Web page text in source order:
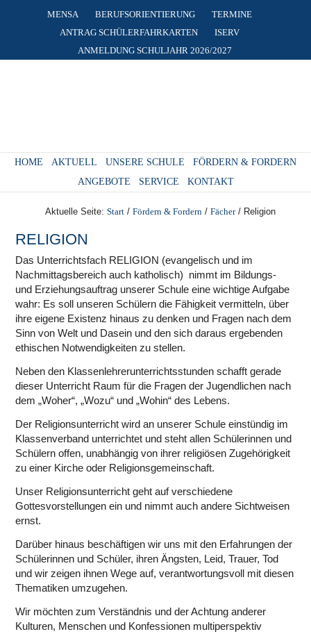
MENSA BERUFSORIENTIERUNG
TERMINE
ANTRAG SCHÜLERFAHRKARTEN
ISERV
ANMELDUNG SCHULJAHR 2026/2027
HOME AKTUELL UNSERE SCHULE
FÖRDERN & FORDERN
ANGEBOTE
SERVICE KONTAKT
Aktuelle Seite:Start / Fördern & Fordern / Fächer / Religion
RELIGION
Das Unterrichtsfach RELIGION (evangelisch und im
Nachmittagsbereich auch katholisch) nimmt im Bildungs-
und Erziehungsauftrag unserer Schule eine wichtige Aufgabe
wahr: Es soll unseren Schülern die Fähigkeit vermitteln, über
ihre eigene Existenz hinaus zu denken und Fragen nach dem
Sinn von Welt und Dasein und den sich daraus ergebenden
ethischen Notwendigkeiten zu stellen.
Neben den Klassenlehrerunterrichtsstunden schafft gerade
dieser Unterricht Raum für die Fragen der Jugendlichen nach
dem „Woher“, „Wozu“ und „Wohin“ des Lebens.
Der Religionsunterricht wird an unserer Schule einstündig im
Klassenverband unterrichtet und steht allen Schülerinnen und
Schülern offen, unabhängig von ihrer religiösen Zugehörigkeit
zu einer Kirche oder Religionsgemeinschaft.
Unser Religionsunterricht geht auf verschiedene
Gottesvorstellungen ein und nimmt auch andere Sichtweisen
ernst.
Darüber hinaus beschäftigen wir uns mit den Erfahrungen der
Schülerinnen und Schüler, ihren Ängsten, Leid, Trauer, Tod
und wir zeigen ihnen Wege auf, verantwortungsvoll mit diesen
Thematiken umzugehen.
Wir möchten zum Verständnis und der Achtung anderer
Kulturen, Menschen und Konfessionen multiperspektiv